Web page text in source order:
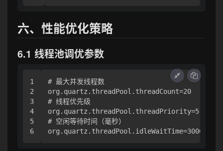
六、性能优化策略
6.1 线程池调优参数
1
2
3
4
5
# 最大并发线程数
org.quartz.threadPool.threadCount=20
# 线程优先级
org.quartz.threadPool.threadPriority=5
# 空闲等待时间（毫秒）